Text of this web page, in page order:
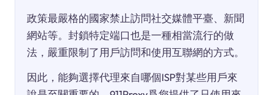
政策最嚴格的國家禁止訪問社交媒體平臺、新聞
網站等。封鎖特定端口也是一種相當流行的做
法，嚴重限制了用戶訪問和使用互聯網的方式。
因此，能夠選擇代理來自哪個ISP對某些用戶來